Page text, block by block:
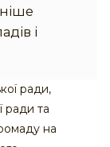
і
ради,
ради та
на